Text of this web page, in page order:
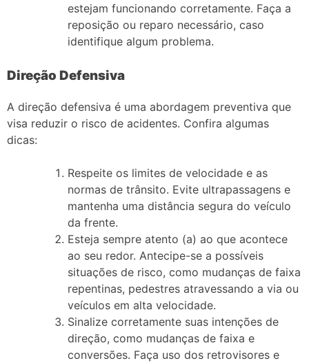
estejam funcionando corretamente. Faça a
reposição ou reparo necessário, caso
identifique algum problema.
Direção Defensiva
A direção defensiva é uma abordagem preventiva que
visa reduzir o risco de acidentes. Confira algumas
dicas:
Respeite os limites de velocidade e as
normas de trânsito. Evite ultrapassagens e
mantenha uma distância segura do veículo
da frente.
Esteja sempre atento (a) ao que acontece
ao seu redor. Antecipe-se a possíveis
situações de risco, como mudanças de faixa
repentinas, pedestres atravessando a via ou
veículos em alta velocidade.
Sinalize corretamente suas intenções de
direção, como mudanças de faixa e
conversões. Faça uso dos retrovisores e